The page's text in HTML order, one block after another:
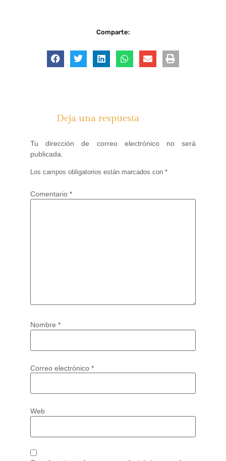
Comparte:
Deja una respuesta
Tu dirección de correo electrónico no será
publicada.
Los campos obligatorios están marcados con *
Comentario *
Nombre *
Correo electrónico *
Web